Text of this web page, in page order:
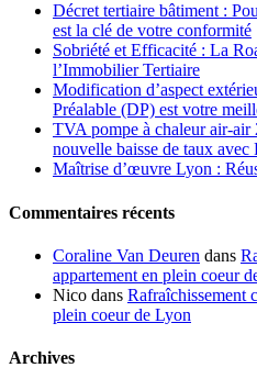
Décret tertiaire bâtiment :
est la clé de votre conformité
Sobriété et Efficacité : La
l’Immobilier Tertiaire
Modification d’aspect
Préalable (DP) est votre
TVA pompe à chaleur air-air
nouvelle baisse de taux avec
Maîtrise d’œuvre Lyon :
Commentaires récents
Coraline Van Deuren dans
appartement en plein coeur
Nico dans Rafraîchissement
plein coeur de Lyon
Archives